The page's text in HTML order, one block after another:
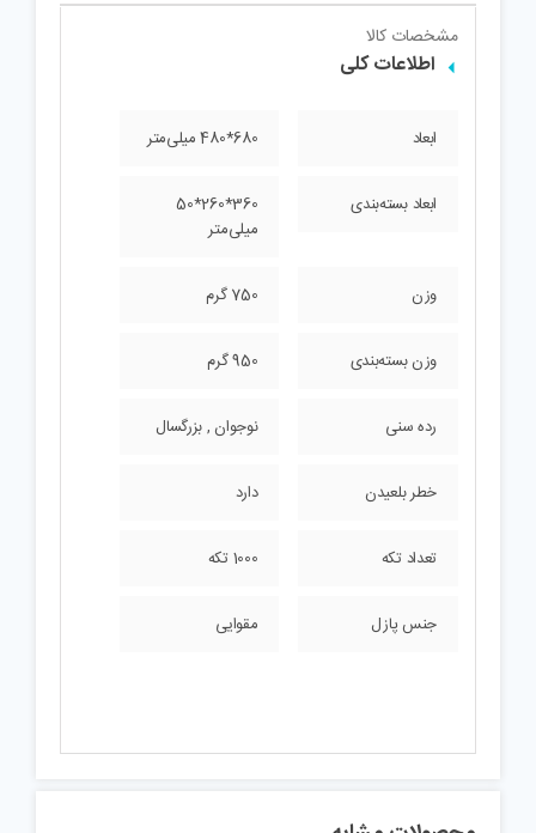
مشخصات کالا
اطلاعات کلی
ابعاد 680*480 میلی‌متر
ابعاد بسته‌بندی
360*260*50
میلی‌متر
وزن 750 گرم
وزن بسته‌بندی 950 گرم
رده سنی نوجوان , بزرگسال
خطر بلعیدن دارد
تعداد تکه 1000 تکه
جنس پازل مقوایی